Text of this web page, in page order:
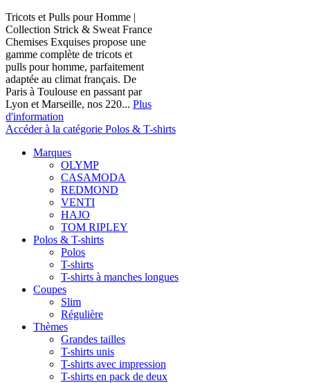
Tricots et Pulls pour Homme |
Collection Strick & Sweat France
Chemises Exquises propose une
gamme complète de tricots et
pulls pour homme, parfaitement
adaptée au climat français. De
Paris à Toulouse en passant par
Lyon et Marseille, nos 220... Plus
d'information
Accéder à la catégorie Polos & T-shirts
Marques
OLYMP
CASAMODA
REDMOND
VENTI
HAJO
TOM RIPLEY
Polos & T-shirts
Polos
T-shirts
T-shirts à manches longues
Coupes
Slim
Régulière
Thèmes
Grandes tailles
T-shirts unis
T-shirts avec impression
T-shirts en pack de deux